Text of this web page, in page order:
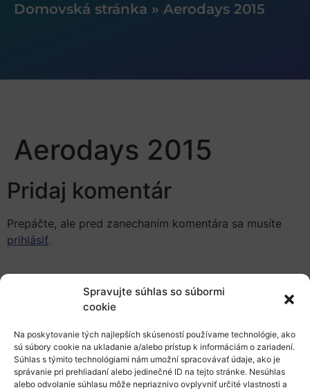
Spravujte súhlas so súbormi
cookie
Na poskytovanie tých najlepších skúseností používame technológie, ako
sú súbory cookie na ukladanie a/alebo prístup k informáciám o zariadení.
Súhlas s týmito technológiami nám umožní spracovávať údaje, ako je
správanie pri prehliadaní alebo jedinečné ID na tejto stránke. Nesúhlas
alebo odvolanie súhlasu môže nepriaznivo ovplyvniť určité vlastnosti a
Domovská stránka » Aerodays 2015
Aerodays 2015
Pridaj komentár
Prepáčte, ale pred zanechaním komentára sa musíte
prihlásiť.
Európsky výskumný priestor
Oblasti našej podpory